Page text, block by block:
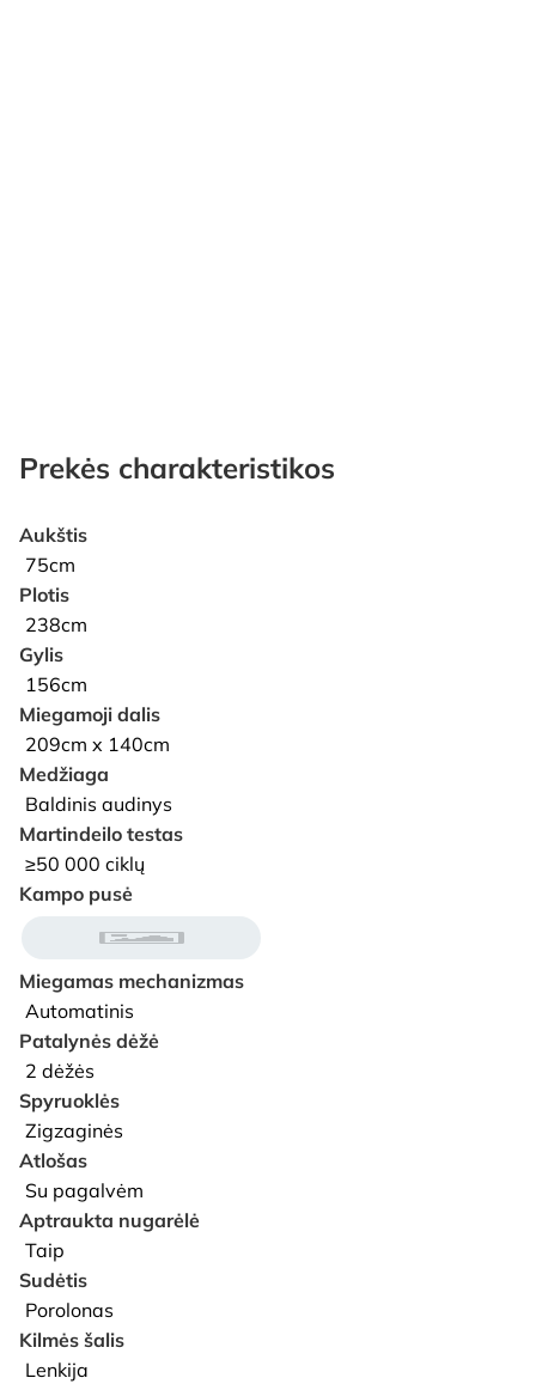
Prekės charakteristikos
Aukštis
75cm
Plotis
238cm
Gylis
156cm
Miegamoji dalis
209cm x 140cm
Medžiaga
Baldinis audinys
Martindeilo testas
≥50 000 ciklų
Kampo pusė
Miegamas mechanizmas
Automatinis
Patalynės dėžė
2 dėžės
Spyruoklės
Zigzaginės
Atlošas
Su pagalvėm
Aptraukta nugarėlė
Taip
Sudėtis
Porolonas
Kilmės šalis
Lenkija